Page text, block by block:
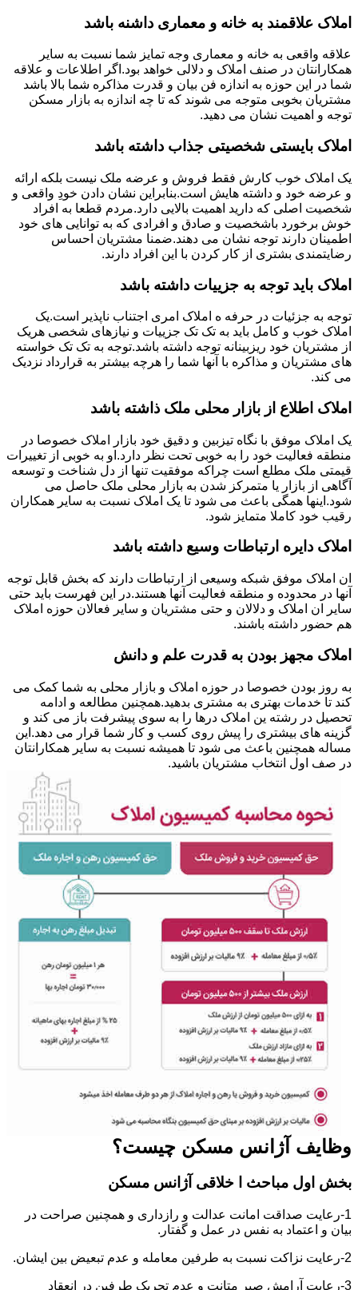
املاک علاقمند به خانه و معماری داشنه باشد
علاقه واقعی به خانه و معماری وجه تمایز شما نسبت به سایر
همکارانتان در صنف املاک و دلالی خواهد بود.اگر اطلاعات و علاقه
شما در این حوزه به اندازه فن بیان و قدرت مذاکره شما بالا باشد
مشتریان بخوبی متوجه می شوند که تا چه اندازه به بازار مسکن
توجه و اهمیت نشان می دهید.
املاک بایستی شخصیتی جذاب داشته باشد
یک املاک خوب کارش فقط فروش و عرضه ملک نیست بلکه ارائه
و عرضه خود و داشته هایش است.بنابراین نشان دادن خودِ واقعی و
شخصیت اصلی که دارید اهمیت بالایی دارد.مردم قطعا به افراد
خوش برخورد باشخصیت و صادق و افرادی که به توانایی های خود
اطمینان دارند توجه نشان می دهند.ضمنا مشتریان احساس
رضایتمندی بشتری از کار کردن با این افراد دارند.
املاک باید توجه به جزییات داشته باشد
توجه به جزئیات در حرفه ه املاک امری اجتناب ناپذیر است.یک
املاک خوب و کامل باید به تک تک جزییات و نیازهای شخصی هریک
از مشتریان خود ریزبینانه توجه داشته باشد.توجه به تک تک خواسته
های مشتریان و مذاکره با آنها شما را هرچه بیشتر به قرارداد نزدیک
می کند.
املاک اطلاع از بازار محلی ملک ذاشته باشد
یک املاک موفق با نگاه تیزبین و دقیق خود بازار املاک خصوصا در
منطقه فعالیت خود را به خوبی تحت نظر دارد.او به خوبی از تغییرات
قیمتی ملک مطلع است چراکه موفقیت تنها از دل شناخت و توسعه
آگاهی از بازار یا متمرکز شدن به بازار محلی ملک حاصل می
شود.اینها همگی باعث می شود تا یک املاک نسبت به سایر همکاران
رقیب خود کاملا متمایز شود.
املاک دایره ارتباطات وسیع داشته باشد
ان املاک موفق شبکه وسیعی از ارتباطات دارند که بخش قابل توجه
آنها در محدوده و منطقه فعالیت آنها هستند.در این فهرست باید حتی
سایر ان املاک و دلالان و حتی مشتریان و سایر فعالان حوزه املاک
هم حضور داشته باشند.
املاک مجهز بودن به قدرت علم و دانش
به روز بودن خصوصا در حوزه املاک و بازار محلی به شما کمک می
کند تا خدمات بهتری به مشتری بدهید.همچنین مطالعه و ادامه
تحصیل در رشته ین املاک درها را به سوی پیشرفت باز می کند و
گزینه های بیشتری را پیش روی کسب و کار شما قرار می دهد.این
مساله همچنین باعث می شود تا همیشه نسبت به سایر همکارانتان
در صف اول انتخاب مشتریان باشید.
وظایف آژانس مسکن چیست؟
بخش اول مباحث ا خلاقی آژانس مسکن
1-رعایت صداقت امانت عدالت و رازداری و همچنین صراحت در
بیان و اعتماد به نفس در عمل و گفتار.
2-رعایت نزاکت نسبت به طرفین معامله و عدم تبعیض بین ایشان.
3-رعایت آرامش صبر متانت و عدم تحریک طرفین در انعقاد